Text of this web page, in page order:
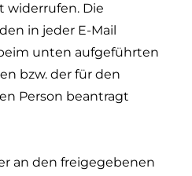
widerrufen. Die
in jeder E-Mail
unten aufgeführten
bzw. der für den
Person beantragt
an den freigegebenen